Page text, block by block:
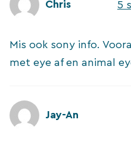
Chris 5
Mis ook sony info.
met eye af en animal
Jay-An